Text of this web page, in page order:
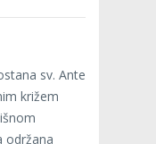
sv. Ante
križem
održana